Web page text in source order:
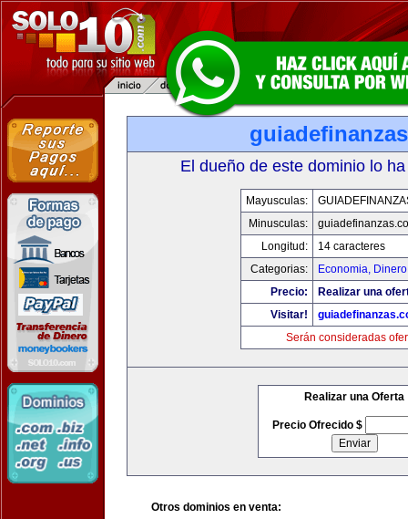
El dueño de este dominio lo
Mayusculas:
Minusculas:
Longitud:
14 caracteres
Categorias:
Economia,
Precio:
Realizar una
Visitar!
Serán consideradas
Realizar una Oferta
Precio Ofrecido $
Otros dominios en venta: